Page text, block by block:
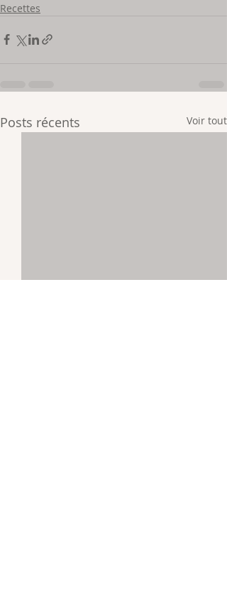
Recettes
Posts récents Voir tout